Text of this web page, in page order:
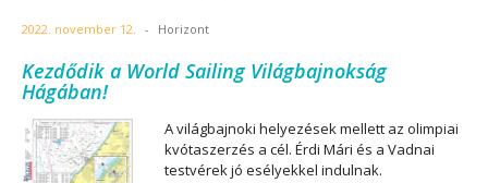
2022. november 12. - Horizont
Kezdődik a World Sailing Világbajnokság
Hágában!
A világbajnoki helyezések mellett az olimpiai
kvótaszerzés a cél. Érdi Mári és a Vadnai
testvérek jó esélyekkel indulnak.